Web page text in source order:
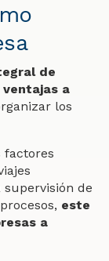
de
a
los
factores
supervisión de
este
a